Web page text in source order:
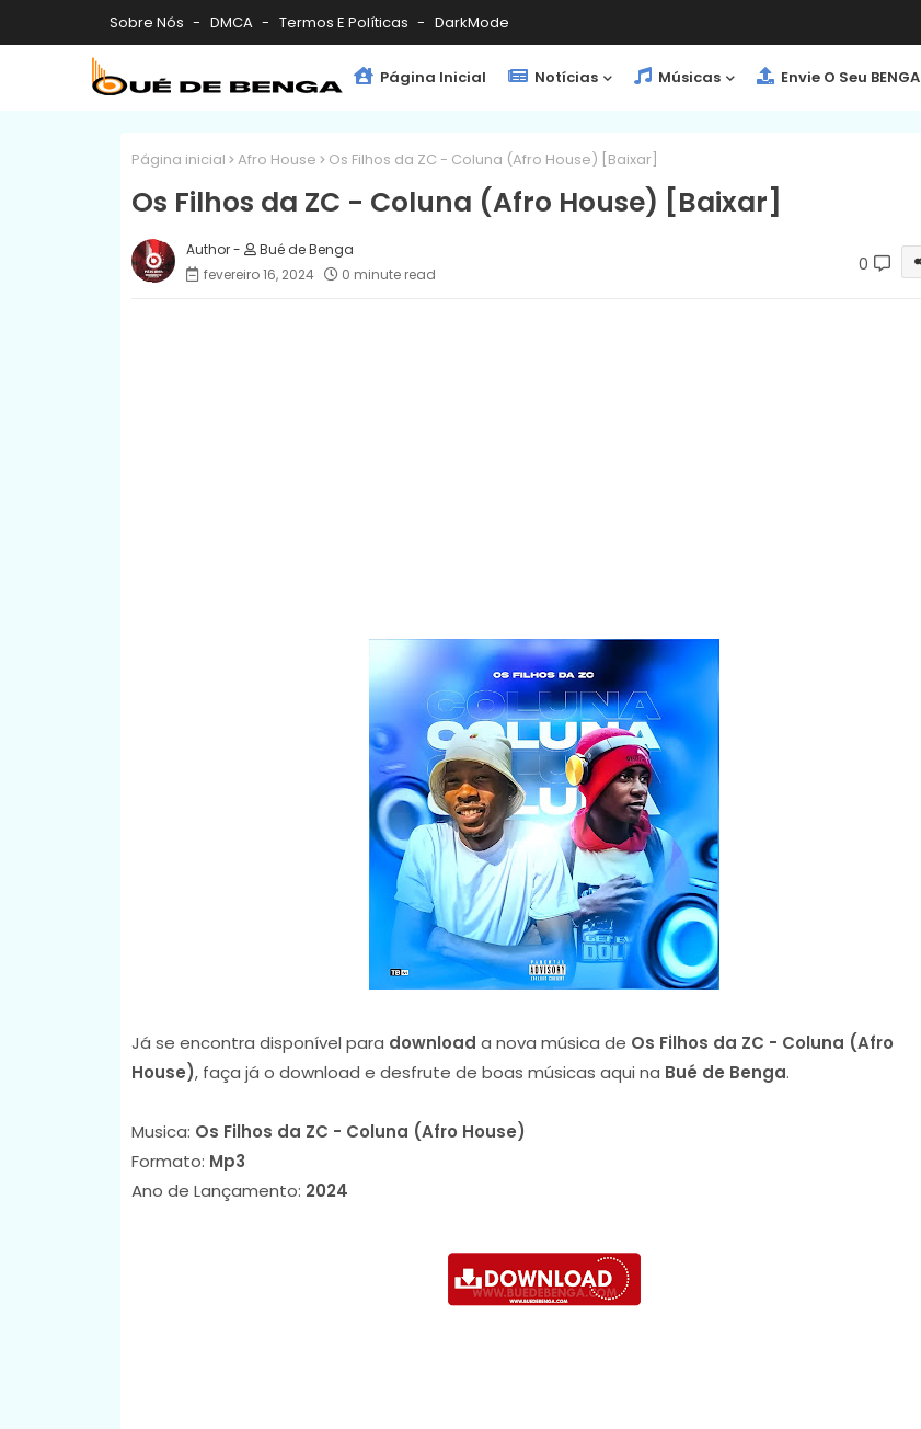
Sobre Nós DMCA Termos E Políticas DarkMode
Página Inicial Notícias Músicas Envie O Seu BENGA
Página inicial Afro House Os Filhos da ZC - Coluna (Afro House) [Baixar]
Os Filhos da ZC - Coluna (Afro House) [Baixar]
Bué de Benga
fevereiro 16, 2024
0 minute read 0
Já se encontra disponível para download a nova música de Os Filhos da ZC - Coluna (Afro
House), faça já o download e desfrute de boas músicas aqui na Bué de Benga.
Musica: Os Filhos da ZC - Coluna (Afro House)
Formato: Mp3
Ano de Lançamento: 2024